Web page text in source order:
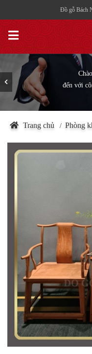
Đồ gỗ Bách
Một trong
về đồ gỗ
Trang chủ / Phòng